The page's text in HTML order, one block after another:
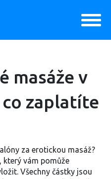
masáže v
co zaplatíte
za erotickou masáž?
který vám pomůže
Všechny částky jsou